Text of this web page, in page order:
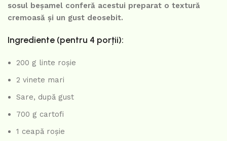
sosul beșamel conferă acestui preparat o textură
cremoasă și un gust deosebit.
Ingrediente (pentru 4 porții):
200 g linte roșie
2 vinete mari
Sare, după gust
700 g cartofi
1 ceapă roșie